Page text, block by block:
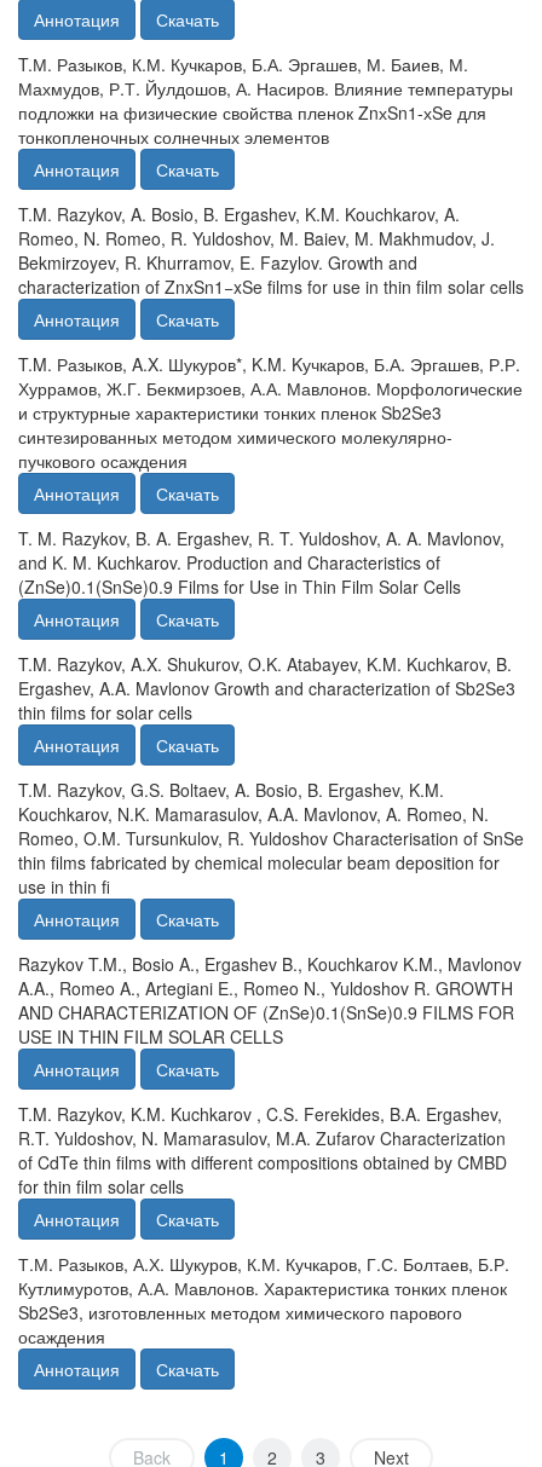
Аннотация
Скачать
T.М. Разыков, К.М. Кучкаров, Б.А. Эргашев, М. Баиев, М.
Махмудов, Р.Т. Йулдошов, А. Насиров. Влияние температуры
подложки на физические свойства пленок ZnхSn1-хSe для
тонкопленочных солнечных элементов
Аннотация
Скачать
T.M. Razykov, A. Bosio, B. Ergashev, K.M. Kouchkarov, A.
Romeo, N. Romeo, R. Yuldoshov, M. Baiev, M. Makhmudov, J.
Bekmirzoyev, R. Khurramov, E. Fazylov. Growth and
characterization of ZnxSn1−xSe films for use in thin film solar cells
Аннотация
Скачать
T.M. Разыков, A.X. Шукуров*, K.M. Kучкаров, Б.А. Эргашев, Р.Р.
Хуррамов, Ж.Г. Бекмирзоев, А.А. Мавлонов. Морфологические
и структурные характеристики тонких пленок Sb2Se3
синтезированных методом химического молекулярно-
пучкового осаждения
Аннотация
Скачать
T. M. Razykov, B. A. Ergashev, R. T. Yuldoshov, A. A. Mavlonov,
and K. M. Kuchkarov. Production and Characteristics of
(ZnSe)0.1(SnSe)0.9 Films for Use in Thin Film Solar Cells
Аннотация
Скачать
T.M. Razykov, A.X. Shukurov, O.K. Atabayev, K.M. Kuchkarov, B.
Ergashev, A.A. Mavlonov Growth and characterization of Sb2Se3
thin films for solar cells
Аннотация
Скачать
T.M. Razykov, G.S. Boltaev, A. Bosio, B. Ergashev, K.M.
Kouchkarov, N.K. Mamarasulov, A.A. Mavlonov, A. Romeo, N.
Romeo, O.M. Tursunkulov, R. Yuldoshov Characterisation of SnSe
thin films fabricated by chemical molecular beam deposition for
use in thin fi
Аннотация
Скачать
Razykov T.M., Bosio A., Ergashev B., Kouchkarov K.M., Mavlonov
A.A., Romeo A., Artegiani E., Romeo N., Yuldoshov R. GROWTH
AND CHARACTERIZATION OF (ZnSe)0.1(SnSe)0.9 FILMS FOR
USE IN THIN FILM SOLAR CELLS
Аннотация
Скачать
T.M. Razykov, K.M. Kuchkarov , C.S. Ferekides, B.A. Ergashev,
R.T. Yuldoshov, N. Mamarasulov, M.A. Zufarov Characterization
of CdTe thin films with different compositions obtained by CMBD
for thin film solar cells
Аннотация
Скачать
Т.М. Разыков, А.Х. Шукуров, К.М. Кучкаров, Г.С. Болтаев, Б.Р.
Кутлимуротов, А.А. Мавлонов. Характеристика тонких пленок
Sb2Se3, изготовленных методом химического парового
осаждения
Аннотация
Скачать
Back 1 2 3 Next